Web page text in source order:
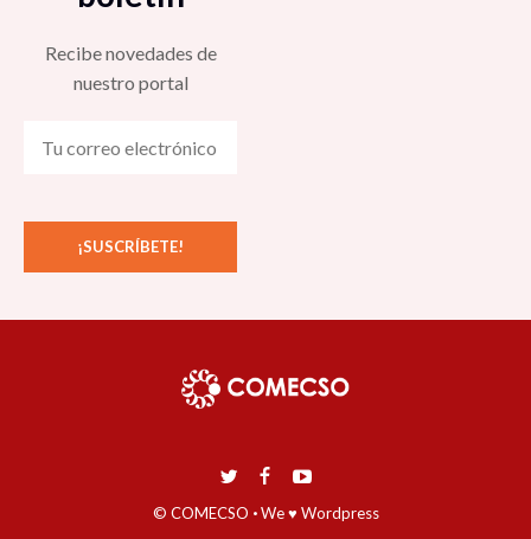
Recibe novedades de
nuestro portal
© COMECSO ·We ♥ Wordpress